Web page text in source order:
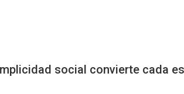
social convierte cada